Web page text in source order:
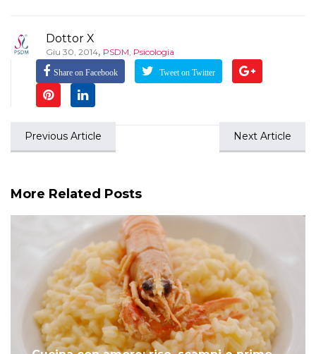
Dottor X
Giu 30, 2014, PSDM, Psicologia
Share on Facebook Tweet on Twitter
Previous Article Next Article
More Related Posts